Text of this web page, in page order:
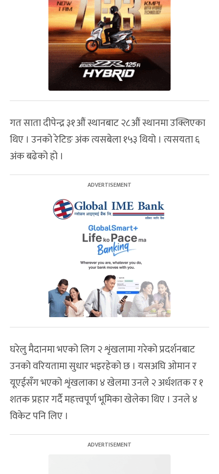
गत साता दीपेन्द्र ३१औं स्थानबाट २८औं स्थानमा उक्लिएका
थिए । उनको रेटिङ अंक त्यसबेला १५३ थियो । त्यसयता ६
अंक बढेको हो ।
घरेलु मैदानमा भएको लिग २ शृंखलामा गरेको प्रदर्शनबाट
उनको वरियतामा सुधार भइरहेको छ । यसअघि ओमान र
यूएईसँग भएको शृंखलाका ४ खेलमा उनले २ अर्धशतक र १
शतक प्रहार गर्दै महत्त्वपूर्ण भूमिका खेलेका थिए । उनले ४
विकेट पनि लिए ।